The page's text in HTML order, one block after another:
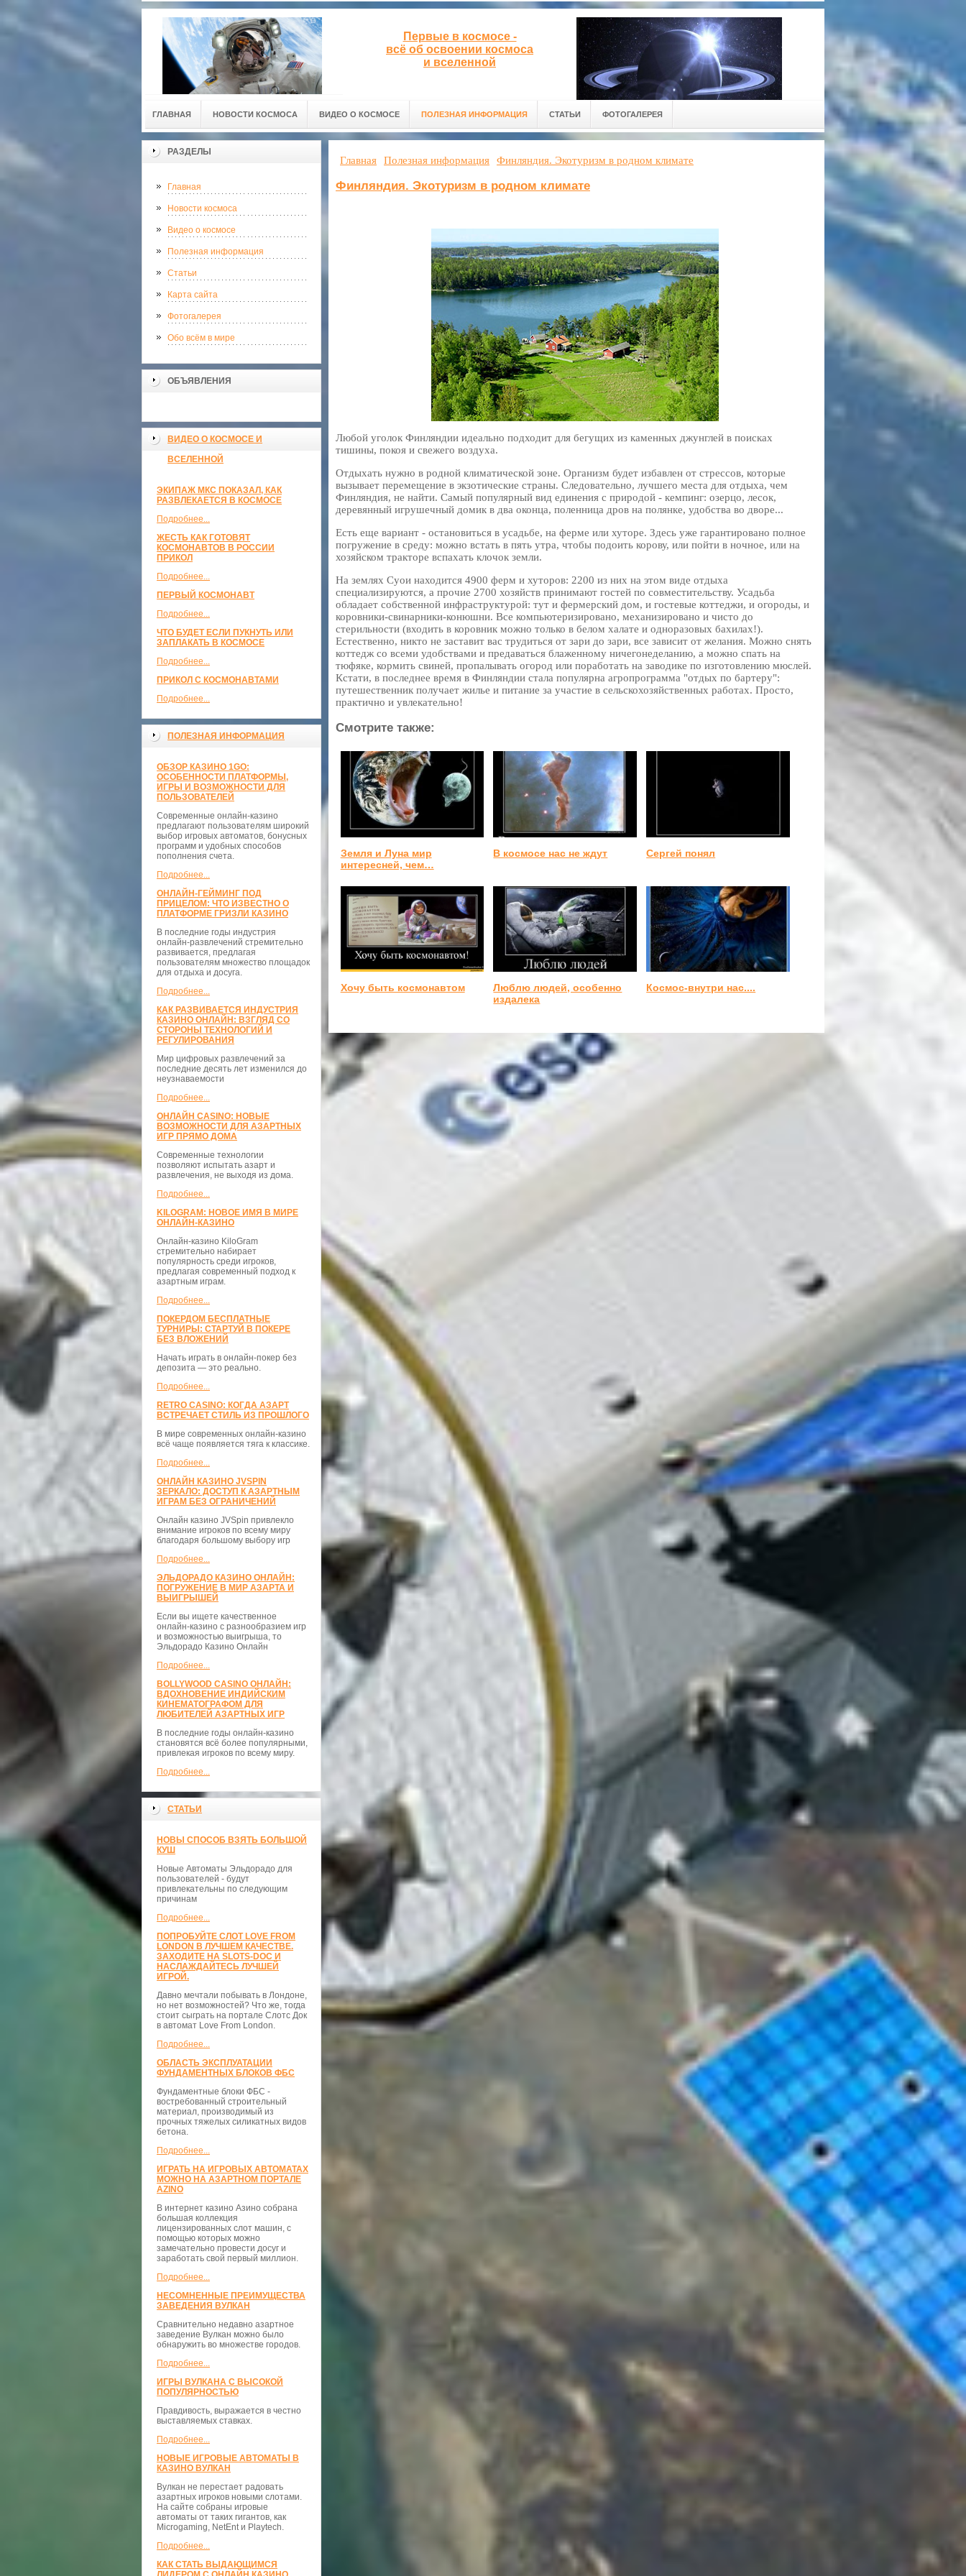
Первые в космосе -
всё об освоении космоса
и вселенной
ГЛАВНАЯ НОВОСТИ КОСМОСА ВИДЕО О КОСМОСЕ ПОЛЕЗНАЯ ИНФОРМАЦИЯ СТАТЬИ ФОТОГАЛЕРЕЯ
РАЗДЕЛЫ
Главная
Новости космоса
Видео о космосе
Полезная информация
Статьи
Карта сайта
Фотогалерея
Обо всём в мире
ОБЪЯВЛЕНИЯ
ВИДЕО О КОСМОСЕ И
ВСЕЛЕННОЙ
ЭКИПАЖ МКС ПОКАЗАЛ, КАК
РАЗВЛЕКАЕТСЯ В КОСМОСЕ
Подробнее...
ЖЕСТЬ КАК ГОТОВЯТ
КОСМОНАВТОВ В РОССИИ
ПРИКОЛ
Подробнее...
ПЕРВЫЙ КОСМОНАВТ
Подробнее...
ЧТО БУДЕТ ЕСЛИ ПУКНУТЬ ИЛИ
ЗАПЛАКАТЬ В КОСМОСЕ
Подробнее...
ПРИКОЛ С КОСМОНАВТАМИ
Подробнее...
ПОЛЕЗНАЯ ИНФОРМАЦИЯ
ОБЗОР КАЗИНО 1GO:
ОСОБЕННОСТИ ПЛАТФОРМЫ,
ИГРЫ И ВОЗМОЖНОСТИ ДЛЯ
ПОЛЬЗОВАТЕЛЕЙ
Современные онлайн-казино
предлагают пользователям широкий
выбор игровых автоматов, бонусных
программ и удобных способов
пополнения счета.
Подробнее...
ОНЛАЙН-ГЕЙМИНГ ПОД
ПРИЦЕЛОМ: ЧТО ИЗВЕСТНО О
ПЛАТФОРМЕ ГРИЗЛИ КАЗИНО
В последние годы индустрия
онлайн-развлечений стремительно
развивается, предлагая
пользователям множество площадок
для отдыха и досуга.
Подробнее...
КАК РАЗВИВАЕТСЯ ИНДУСТРИЯ
КАЗИНО ОНЛАЙН: ВЗГЛЯД СО
СТОРОНЫ ТЕХНОЛОГИЙ И
РЕГУЛИРОВАНИЯ
Мир цифровых развлечений за
последние десять лет изменился до
неузнаваемости
Подробнее...
ОНЛАЙН CASINO: НОВЫЕ
ВОЗМОЖНОСТИ ДЛЯ АЗАРТНЫХ
ИГР ПРЯМО ДОМА
Современные технологии
позволяют испытать азарт и
развлечения, не выходя из дома.
Подробнее...
KILOGRAM: НОВОЕ ИМЯ В МИРЕ
ОНЛАЙН-КАЗИНО
Онлайн-казино KiloGram
стремительно набирает
популярность среди игроков,
предлагая современный подход к
азартным играм.
Подробнее...
ПОКЕРДОМ БЕСПЛАТНЫЕ
ТУРНИРЫ: СТАРТУЙ В ПОКЕРЕ
БЕЗ ВЛОЖЕНИЙ
Начать играть в онлайн-покер без
депозита — это реально.
Подробнее...
RETRO CASINO: КОГДА АЗАРТ
ВСТРЕЧАЕТ СТИЛЬ ИЗ ПРОШЛОГО
В мире современных онлайн-казино
всё чаще появляется тяга к классике.
Подробнее...
ОНЛАЙН КАЗИНО JVSPIN
ЗЕРКАЛО: ДОСТУП К АЗАРТНЫМ
ИГРАМ БЕЗ ОГРАНИЧЕНИЙ
Онлайн казино JVSpin привлекло
внимание игроков по всему миру
благодаря большому выбору игр
Подробнее...
ЭЛЬДОРАДО КАЗИНО ОНЛАЙН:
ПОГРУЖЕНИЕ В МИР АЗАРТА И
ВЫИГРЫШЕЙ
Если вы ищете качественное
онлайн-казино с разнообразием игр
и возможностью выигрыша, то
Эльдорадо Казино Онлайн
Подробнее...
BOLLYWOOD CASINO ОНЛАЙН:
ВДОХНОВЕНИЕ ИНДИЙСКИМ
КИНЕМАТОГРАФОМ ДЛЯ
ЛЮБИТЕЛЕЙ АЗАРТНЫХ ИГР
В последние годы онлайн-казино
становятся всё более популярными,
привлекая игроков по всему миру.
Подробнее...
СТАТЬИ
НОВЫ СПОСОБ ВЗЯТЬ БОЛЬШОЙ
КУШ
Новые Автоматы Эльдорадо для
пользователей - будут
привлекательны по следующим
причинам
Подробнее...
ПОПРОБУЙТЕ СЛОТ LOVE FROM
LONDON В ЛУЧШЕМ КАЧЕСТВЕ.
ЗАХОДИТЕ НА SLOTS-DOC И
НАСЛАЖДАЙТЕСЬ ЛУЧШЕЙ
ИГРОЙ.
Давно мечтали побывать в Лондоне,
но нет возможностей? Что же, тогда
стоит сыграть на портале Слотс Док
в автомат Love From London.
Подробнее...
ОБЛАСТЬ ЭКСПЛУАТАЦИИ
ФУНДАМЕНТНЫХ БЛОКОВ ФБС
Фундаментные блоки ФБС -
востребованный строительный
материал, производимый из
прочных тяжелых силикатных видов
бетона.
Подробнее...
ИГРАТЬ НА ИГРОВЫХ АВТОМАТАХ
МОЖНО НА АЗАРТНОМ ПОРТАЛЕ
AZINO
В интернет казино Азино собрана
большая коллекция
лицензированных слот машин, с
помощью которых можно
замечательно провести досуг и
заработать свой первый миллион.
Подробнее...
НЕСОМНЕННЫЕ ПРЕИМУЩЕСТВА
ЗАВЕДЕНИЯ ВУЛКАН
Сравнительно недавно азартное
заведение Вулкан можно было
обнаружить во множестве городов.
Подробнее...
ИГРЫ ВУЛКАНА С ВЫСОКОЙ
ПОПУЛЯРНОСТЬЮ
Правдивость, выражается в честно
выставляемых ставках.
Подробнее...
НОВЫЕ ИГРОВЫЕ АВТОМАТЫ В
КАЗИНО ВУЛКАН
Вулкан не перестает радовать
азартных игроков новыми слотами.
На сайте собраны игровые
автоматы от таких гигантов, как
Microgaming, NetEnt и Playtech.
Подробнее...
КАК СТАТЬ ВЫДАЮЩИМСЯ
Главная Полезная информация Финляндия. Экотуризм в родном климате
Финляндия. Экотуризм в родном климате
Любой уголок Финляндии идеально подходит для бегущих из каменных джунглей в поисках
тишины, покоя и свежего воздуха.
Отдыхать нужно в родной климатической зоне. Организм будет избавлен от стрессов, которые
вызывает перемещение в экзотические страны. Следовательно, лучшего места для отдыха, чем
Финляндия, не найти. Самый популярный вид единения с природой - кемпинг: озерцо, лесок,
деревянный игрушечный домик в два оконца, поленница дров на полянке, удобства во дворе...
Есть еще вариант - остановиться в усадьбе, на ферме или хуторе. Здесь уже гарантировано полное
погружение в среду: можно встать в пять утра, чтобы подоить корову, или пойти в ночное, или на
хозяйском тракторе вспахать клочок земли.
На землях Суои находится 4900 ферм и хуторов: 2200 из них на этом виде отдыха
специализируются, а прочие 2700 хозяйств принимают гостей по совместительству. Усадьба
обладает собственной инфраструктурой: тут и фермерский дом, и гостевые коттеджи, и огороды, и
коровники-свинарники-конюшни. Все компьютеризировано, механизировано и чисто до
стерильности (входить в коровник можно только в белом халате и одноразовых бахилах!).
Естественно, никто не заставит вас трудиться от зари до зари, все зависит от желания. Можно снять
коттедж со всеми удобствами и предаваться блаженному ничегонеделанию, а можно спать на
тюфяке, кормить свиней, пропалывать огород или поработать на заводике по изготовлению мюслей.
Кстати, в последнее время в Финляндии стала популярна агропрограмма "отдых по бартеру":
путешественник получает жилье и питание за участие в сельскохозяйственных работах. Просто,
практично и увлекательно!
Смотрите также:
Земля и Луна мир
интересней, чем…
В космосе нас не ждут Сергей понял
Хочу быть космонавтом
Люблю людей, особенно
издалека
Космос-внутри нас....